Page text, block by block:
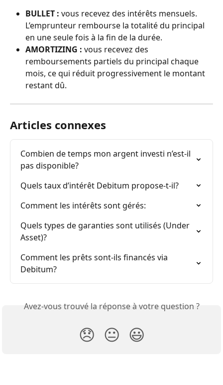
BULLET : vous recevez des intérêts mensuels.
L’emprunteur rembourse la totalité du principal
en une seule fois à la fin de la durée.
AMORTIZING : vous recevez des
remboursements partiels du principal chaque
mois, ce qui réduit progressivement le montant
restant dû.
Articles connexes
Combien de temps mon argent investi n’est-il
pas disponible?
Quels taux d’intérêt Debitum propose-t-il?
Comment les intérêts sont gérés:
Quels types de garanties sont utilisés (Under
Asset)?
Comment les prêts sont-ils financés via
Debitum?
Avez-vous trouvé la réponse à votre question ?
😞 😐 😃